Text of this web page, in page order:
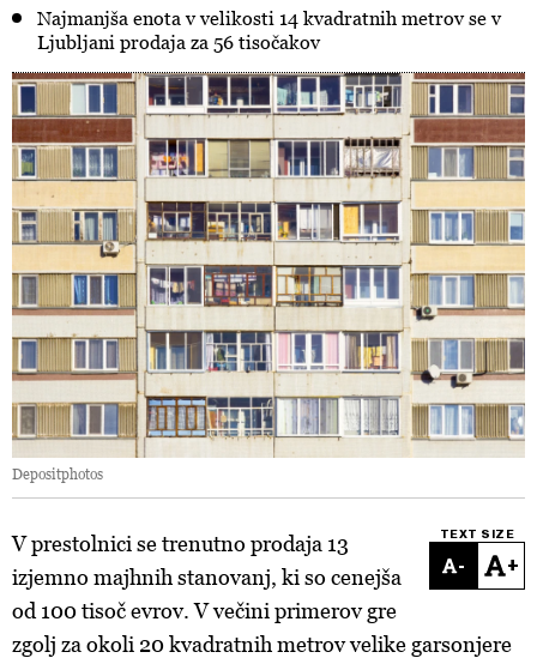
Najmanjša enota v velikosti 14 kvadratnih metrov se v
Ljubljani prodaja za 56 tisočakov
Depositphotos
TEXT SIZE
- +
V prestolnici se trenutno prodaja 13
izjemno majhnih stanovanj, ki so cenejša
od 100 tisoč evrov. V večini primerov gre
zgolj za okoli 20 kvadratnih metrov velike garsonjere